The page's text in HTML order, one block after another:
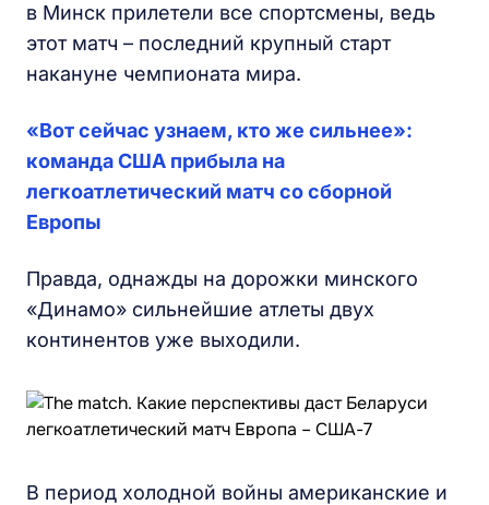
в Минск прилетели все спортсмены, ведь
этот матч – последний крупный старт
накануне чемпионата мира.
«Вот сейчас узнаем, кто же сильнее»:
команда США прибыла на
легкоатлетический матч со сборной
Европы
Правда, однажды на дорожки минского
«Динамо» сильнейшие атлеты двух
континентов уже выходили.
В период холодной войны американские и